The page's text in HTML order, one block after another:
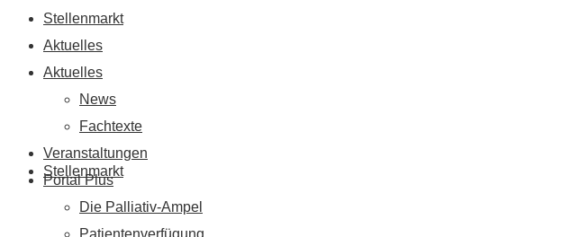
Stellenmarkt
Stellenmarkt
Aktuelles
Aktuelles
News
Fachtexte
Veranstaltungen
Portal Plus
Die Palliativ-Ampel
Patientenverfügung